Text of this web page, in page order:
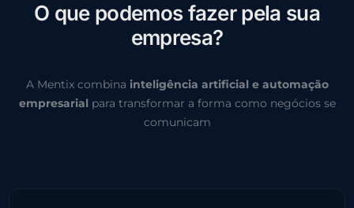
O que podemos fazer pela sua
empresa?
A Mentix combina inteligência artificial e automação
empresarial para transformar a forma como negócios se
comunicam